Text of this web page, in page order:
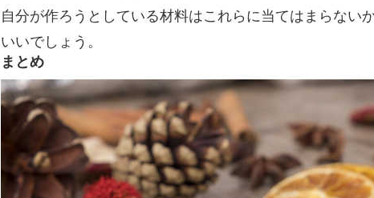
自分が作ろうとしている材料はこれらに当てはまらない
いいでしょう。
まとめ